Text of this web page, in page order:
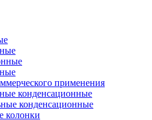
применения
конденсационные
конденсационные
колонки